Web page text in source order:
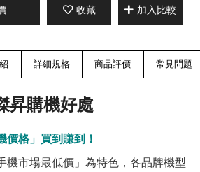
收藏 加入比較
詳細規格 商品評價 常見問題
昇購機好處
價格」買到賺到！
機市場最低價」為特色，各品牌機型